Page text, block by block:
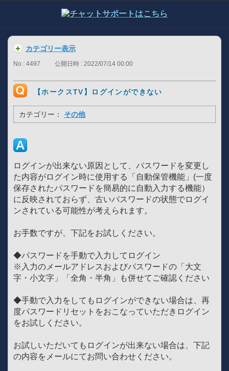
カテゴリー表示
No : 4497 公開日時 : 2022/07/14 00:00
【ホークスTV】ログインができない
カテゴリー： その他
ログインが出来ない原因として、パスワードを変更し
た内容がログイン時に使用する「自動保管機能」(一度
保存されたパスワードを簡易的に自動入力する機能）
に反映されておらず、古いパスワードの状態でログイ
ンされている可能性が考えられます。
お手数ですが、下記をお試しください。
◆パスワードを手動で入力してログイン
※入力のメールアドレスおよびパスワードの「大文
字・小文字」「全角・半角」も併せてご確認ください
◆手動で入力をしてもログインができない場合は、再
度パスワードリセットをおこなっていただきログイン
をお試しください。
お試しいただいてもログインが出来ない場合は、下記
の内容をメールにてお問い合わせください。